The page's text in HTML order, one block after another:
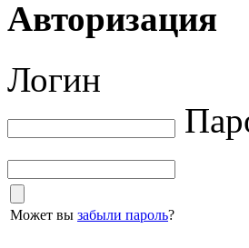
Авторизация
Логин
Может вы забыли пароль?